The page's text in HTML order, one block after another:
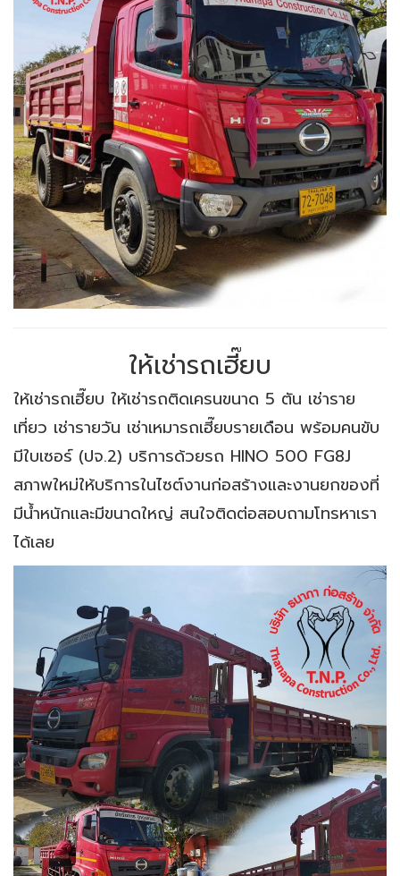
ให้เช่ารถเฮี๊ยบ
ให้เช่ารถเฮี๊ยบ ให้เช่ารถติดเครนขนาด 5 ตัน เช่าราย
เที่ยว เช่ารายวัน เช่าเหมารถเฮี๊ยบรายเดือน พร้อมคนขับ
มีใบเซอร์ (ปจ.2) บริการด้วยรถ HINO 500 FG8J
สภาพใหม่ให้บริการในไซต์งานก่อสร้างและงานยกของที่
มีน้ำหนักและมีขนาดใหญ่ สนใจติดต่อสอบถามโทรหาเรา
ได้เลย